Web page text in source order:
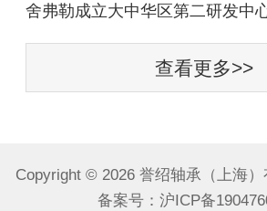
舍弗勒成立大中华区第二研发中
查看更多>>
Copyright © 2026 誉绍轴承（上海
备案号： 沪ICP备